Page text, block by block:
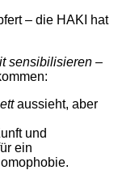
– die HAKI hat
sensibilisieren –
aussieht, aber
und
ein